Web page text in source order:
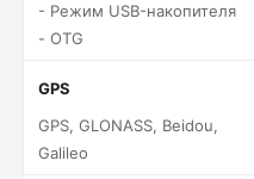
- Режим USB-накопителя
- OTG
GPS
GPS, GLONASS, Beidou,
Galileo